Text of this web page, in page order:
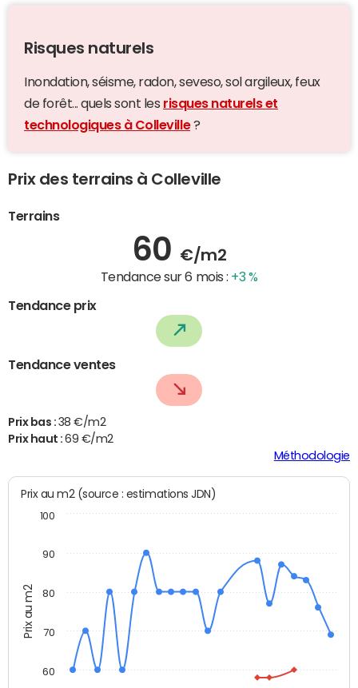
Risques naturels
Inondation, séisme, radon, seveso, sol argileux, feux
de forêt... quels sont les risques naturels et
technologiques à Colleville?
Prix des terrains à Colleville
Terrains
60 €/m2
Tendance sur 6 mois : +3 %
Tendance prix
Tendance ventes
Prix bas : 38 €/m2
Prix haut :69 €/m2
Méthodologie
Prix au m2
Prix au m2 (source : estimations JDN)
60
70
80
90
100